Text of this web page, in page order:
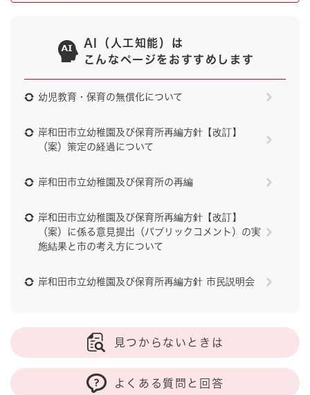
AI（人工知能）は
こんなページをおすすめします
幼児教育・保育の無償化について
岸和田市立幼稚園及び保育所再編方針【改訂】
（案）策定の経過について
岸和田市立幼稚園及び保育所の再編
岸和田市立幼稚園及び保育所再編方針【改訂】
（案）に係る意見提出（パブリックコメント）の実
施結果と市の考え方について
岸和田市立幼稚園及び保育所再編方針 市民説明会
見つからないときは
よくある質問と回答